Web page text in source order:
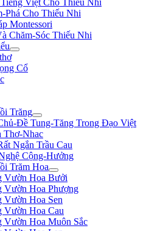
Việt Cho Thiếu Nhi
Phá Cho Thiếu Nhi
Montessori
Chăm-Sóc Thiếu Nhi
Cổ
Trăng
Đề Tung-Tăng Trong Đạo Việt
Thơ-Nhac
Ngắn Trầu Cau
Cộng-Hưởng
Trăm Hoa
Vườn Hoa Bưởi
Vườn Hoa Phượng
Vườn Hoa Sen
Vườn Hoa Cau
Vườn Hoa Muôn Sắc